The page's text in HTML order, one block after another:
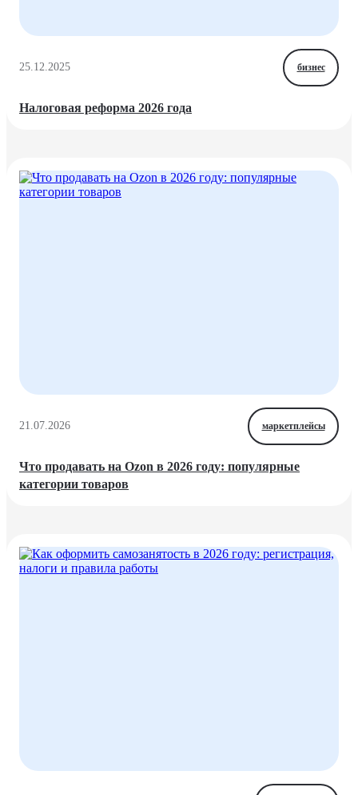
25.12.2025 бизнес
Налоговая реформа 2026 года
21.07.2026 маркетплейсы
Что продавать на Ozon в 2026 году: популярные
категории товаров